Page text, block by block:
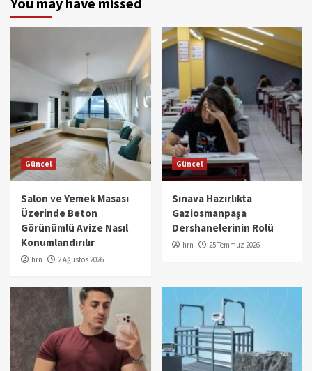
Güncel
Salon ve Yemek Masası
Üzerinde Beton
Görünümlü Avize Nasıl
Konumlandırılır
hrn 2 Ağustos 2026
Güncel
Sınava Hazırlıkta
Gaziosmanpaşa
Dershanelerinin Rolü
hrn 25 Temmuz 2026